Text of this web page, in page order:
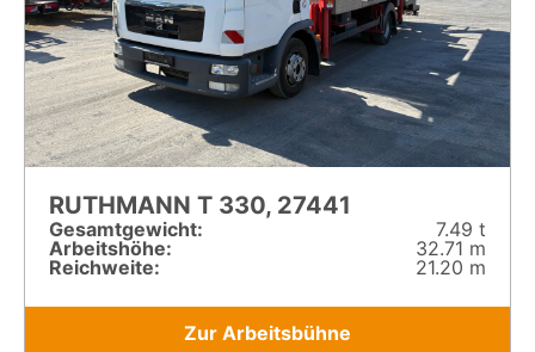
RUTHMANN T 330, 27441
Gesamt­gewicht:
7.49 t
Arbeitshöhe:
32.71 m
Reichweite:
21.20 m
Zur Arbeitsbühne